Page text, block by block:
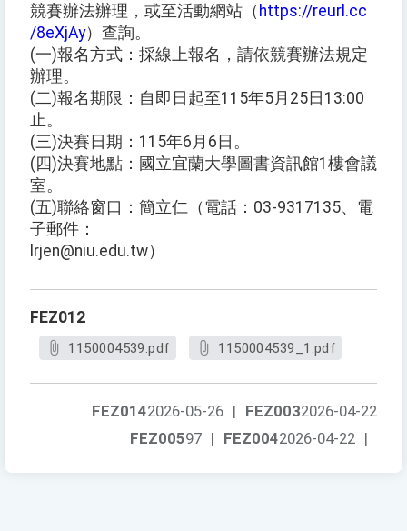
競賽辦法辦理，或至活動網站（ https://reurl.cc
/8eXjAy）查詢。
(一)報名方式：採線上報名，請依競賽辦法規定
辦理。
(二)報名期限：自即日起至115年5月25日13:00
止。
(三)決賽日期：115年6月6日。
(四)決賽地點：國立宜蘭大學圖書資訊館1樓會議
室。
(五)聯絡窗口：簡立仁（電話：03-9317135、電
子郵件：
lrjen@niu.edu.tw）
FEZ012
1150004539.pdf 1150004539_1.pdf
FEZ0032026-04-22
FEZ0142026-05-26 |
FEZ0042026-04-22 |
FEZ00597 |